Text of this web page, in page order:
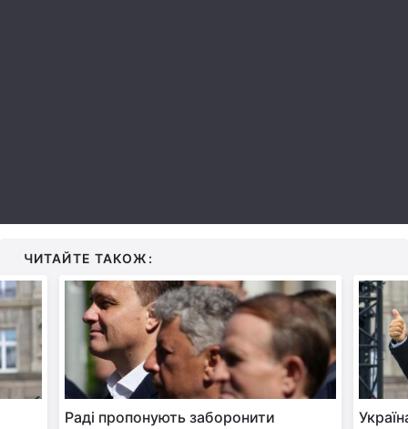
Тема оформлення
ЧИТАЙТЕ ТАКОЖ:
Раді пропонують заборонити